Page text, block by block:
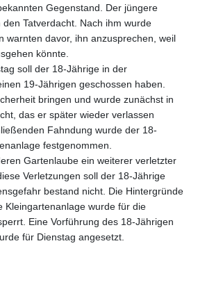
Gegenstand. Der jüngere
Tatverdacht. Nach ihm wurde
warnten davor, ihn anzusprechen, weil
könnte.
soll der 18-Jährige in der
19-Jährigen geschossen haben.
bringen und wurde zunächst in
das er später wieder verlassen
Fahndung wurde der 18-
festgenommen.
Gartenlaube ein weiterer verletzter
Verletzungen soll der 18-Jährige
bestand nicht. Die Hintergründe
Kleingartenanlage wurde für die
Eine Vorführung des 18-Jährigen
für Dienstag angesetzt.